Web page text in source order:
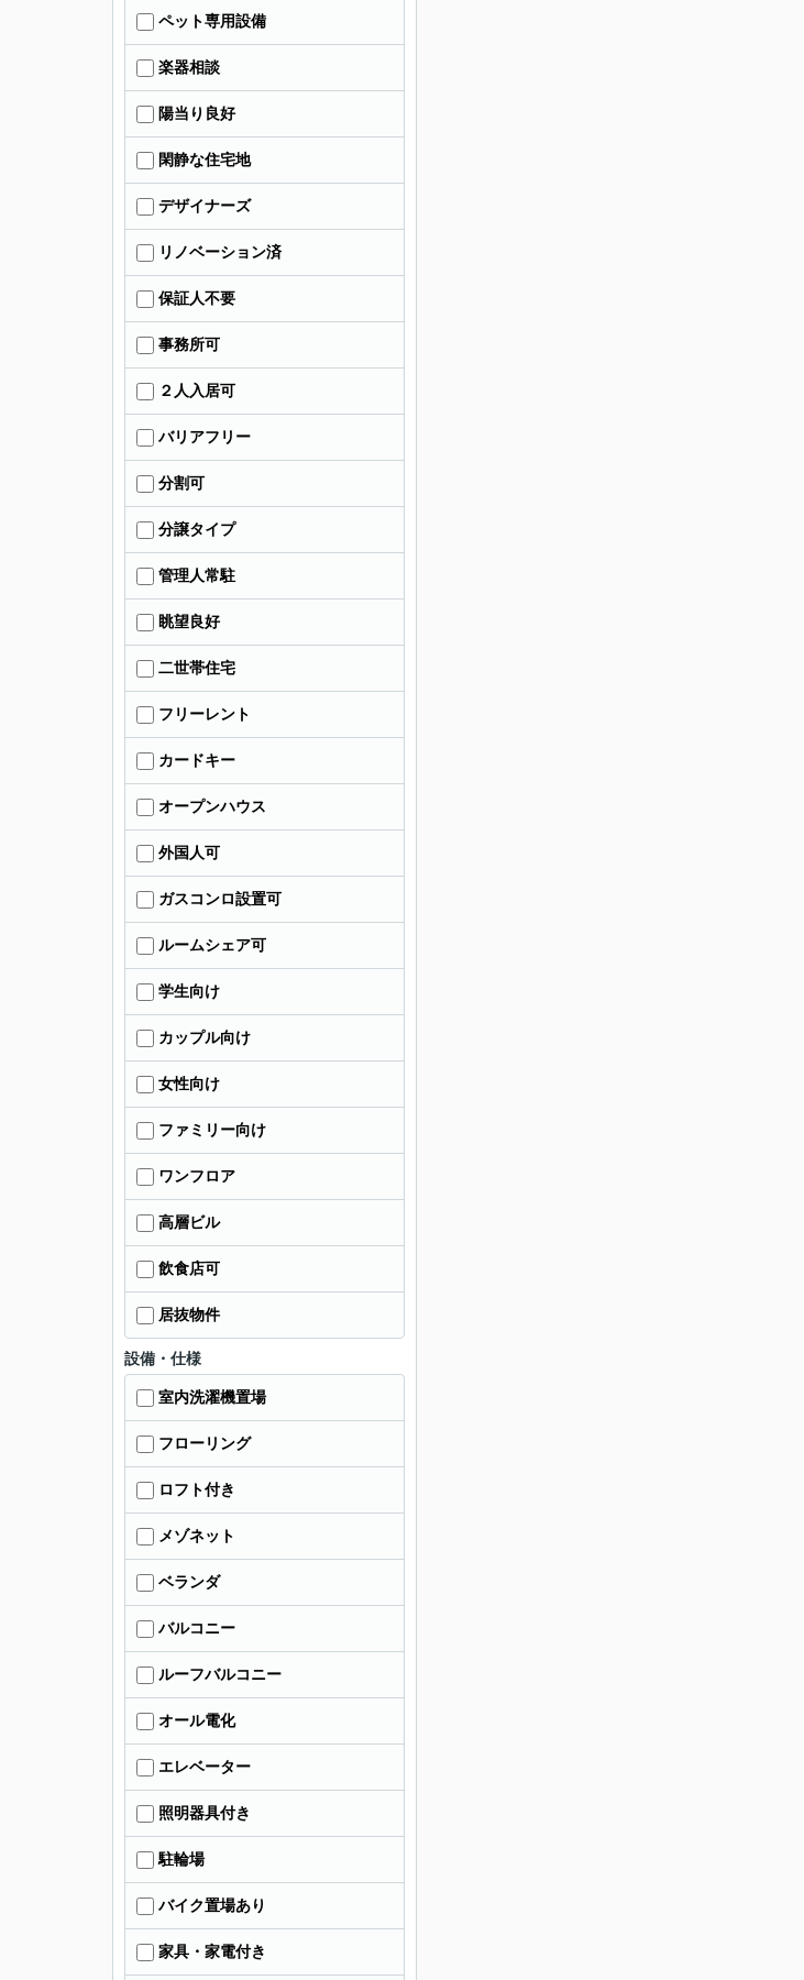
ペット専用設備
楽器相談
陽当り良好
閑静な住宅地
デザイナーズ
リノベーション済
保証人不要
事務所可
２人入居可
バリアフリー
分割可
分譲タイプ
管理人常駐
眺望良好
二世帯住宅
フリーレント
カードキー
オープンハウス
外国人可
ガスコンロ設置可
ルームシェア可
学生向け
カップル向け
女性向け
ファミリー向け
ワンフロア
高層ビル
飲食店可
居抜物件
設備・仕様
室内洗濯機置場
フローリング
ロフト付き
メゾネット
ベランダ
バルコニー
ルーフバルコニー
オール電化
エレベーター
照明器具付き
駐輪場
バイク置場あり
家具・家電付き